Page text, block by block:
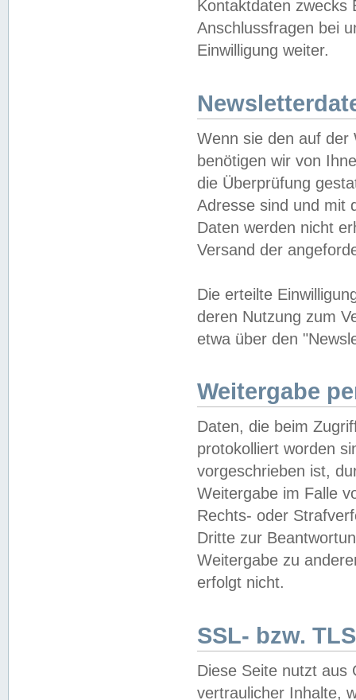
Kontaktdaten zwecks
Anschlussfragen bei
Einwilligung weiter.
Wenn sie den auf der
benötigen wir von
die Überprüfung
Adresse sind und mit
Daten werden nicht
Versand der
Die erteilte
deren Nutzung zum
etwa über den
Weitergabe
Daten, die beim
protokolliert worden
vorgeschrieben ist,
Weitergabe im Falle
Rechts- oder
Dritte zur
Weitergabe zu
erfolgt nicht.
SSL- bzw.
Diese Seite nutzt aus
vertraulicher Inhalte,